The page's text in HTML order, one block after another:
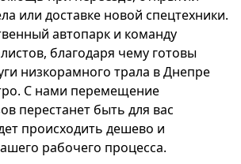
или доставке новой спецтехники.
автопарк и команду
благодаря чему готовы
низкорамного трала в Днепре
С нами перемещение
перестанет быть для вас
происходить дешево и
рабочего процесса.